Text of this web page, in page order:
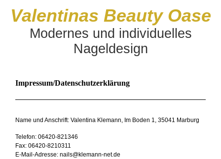
Valentinas Beauty Oase
Modernes und individuelles
Nageldesign
Impressum/Datenschutzerklärung
Name und Anschrift: Valentina Klemann, Im Boden 1, 35041 Marburg
Telefon: 06420-821346
Fax: 06420-8210311
E-Mail-Adresse: nails@klemann-net.de